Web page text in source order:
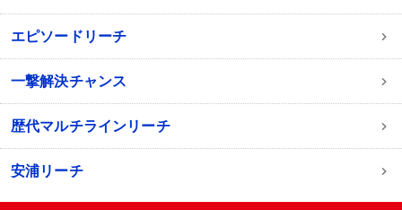
エピソードリーチ
一撃解決チャンス
歴代マルチラインリーチ
安浦リーチ